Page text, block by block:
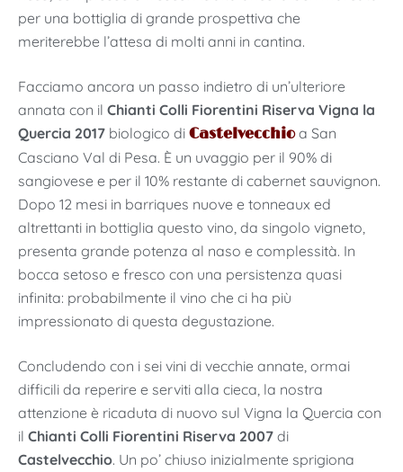
per una bottiglia di grande prospettiva che
meriterebbe l’attesa di molti anni in cantina.
Facciamo ancora un passo indietro di un’ulteriore
annata con il Chianti Colli Fiorentini Riserva Vigna la
Quercia 2017 biologico di Castelvecchioa San
Casciano Val di Pesa. È un uvaggio per il 90% di
sangiovese e per il 10% restante di cabernet sauvignon.
Dopo 12 mesi in barriques nuove e tonneaux ed
altrettanti in bottiglia questo vino, da singolo vigneto,
presenta grande potenza al naso e complessità. In
bocca setoso e fresco con una persistenza quasi
infinita: probabilmente il vino che ci ha più
impressionato di questa degustazione.
Concludendo con i sei vini di vecchie annate, ormai
difficili da reperire e serviti alla cieca, la nostra
attenzione è ricaduta di nuovo sul Vigna la Quercia con
il Chianti Colli Fiorentini Riserva 2007 di
Castelvecchio. Un po’ chiuso inizialmente sprigiona